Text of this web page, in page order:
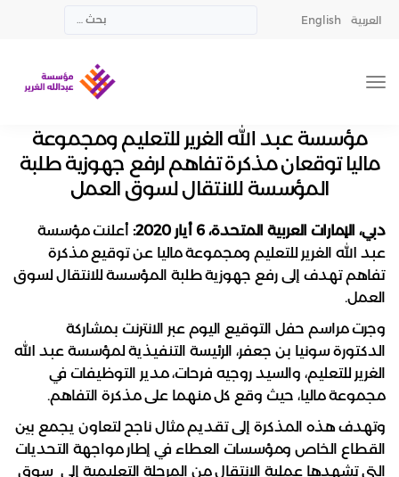
العربية English
مؤسسة عبد الله الغرير للتعليم ومجموعة
ماليا توقعان مذكرة تفاهم لرفع جهوزية طلبة
المؤسسة للانتقال لسوق العمل
دبي، الإمارات العربية المتحدة، 6 أيار 2020:
أعلنت مؤسسة
عبد الله الغرير للتعليم ومجموعة ماليا عن توقيع مذكرة
تفاهم تهدف إلى رفع جهوزية طلبة المؤسسة للانتقال لسوق
العمل.
وجرت مراسم حفل التوقيع اليوم عبر الانترنت بمشاركة
الدكتورة سونيا بن جعفر، الرئيسة التنفيذية لمؤسسة عبد الله
الغرير للتعليم، والسيد روجيه فرحات، مدير التوظيفات في
مجموعة ماليا، حيث وقع كل منهما على مذكرة التفاهم.
وتهدف هذه المذكرة إلى تقديم مثال ناجح لتعاون يجمع بين
القطاع الخاص ومؤسسات العطاء في إطار مواجهة التحديات
التي تشهدها عملية الانتقال من المرحلة التعليمية إلى سوق